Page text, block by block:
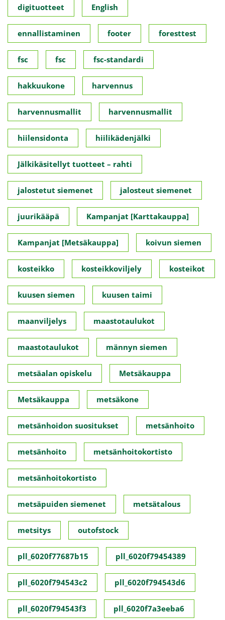
digituotteet English
ennallistaminen footer foresttest
fsc fsc fsc-standardi
hakkuukone harvennus
harvennusmallit harvennusmallit
hiilensidonta hiilikädenjälki
Jälkikäsitellyt tuotteet – rahti
jalostetut siemenet jalosteut siemenet
juurikääpä Kampanjat [Karttakauppa]
Kampanjat [Metsäkauppa] koivun siemen
kosteikko kosteikkoviljely kosteikot
kuusen siemen kuusen taimi
maanviljelys maastotaulukot
maastotaulukot männyn siemen
metsäalan opiskelu Metsäkauppa
Metsäkauppa metsäkone
metsänhoidon suositukset metsänhoito
metsänhoito metsänhoitokortisto
metsänhoitokortisto
metsäpuiden siemenet metsätalous
metsitys outofstock
pll_6020f77687b15 pll_6020f79454389
pll_6020f794543c2 pll_6020f794543d6
pll_6020f794543f3 pll_6020f7a3eeba6